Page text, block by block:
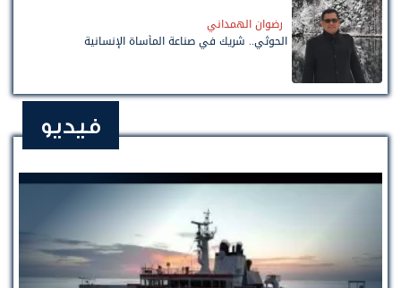
رضوان الهمداني
الحوثي.. شريك في صناعة المأساة الإنسانية
فيديو